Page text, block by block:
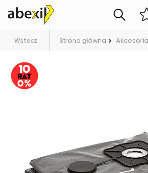
Wstecz Strona główna